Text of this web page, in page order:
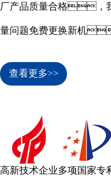
厂产品质量合格，
量问题免费更换新机
查看更多>>
高新技术企业多项国家专